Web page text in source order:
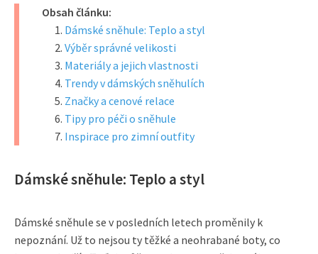
Obsah článku:
Dámské sněhule: Teplo a styl
Výběr správné velikosti
Materiály a jejich vlastnosti
Trendy v dámských sněhulích
Značky a cenové relace
Tipy pro péči o sněhule
Inspirace pro zimní outfity
Dámské sněhule: Teplo a styl
Dámské sněhule se v posledních letech proměnily k
nepoznání. Už to nejsou ty těžké a neohrabané boty, co